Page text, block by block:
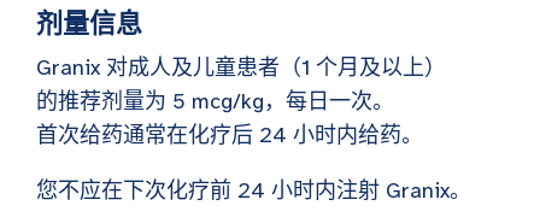
剂量信息
Granix 对成人及儿童患者（1 个月及以上）
的推荐剂量为 5 mcg/kg，每日一次。
首次给药通常在化疗后 24 小时内给药。
您不应在下次化疗前 24 小时内注射 Granix。